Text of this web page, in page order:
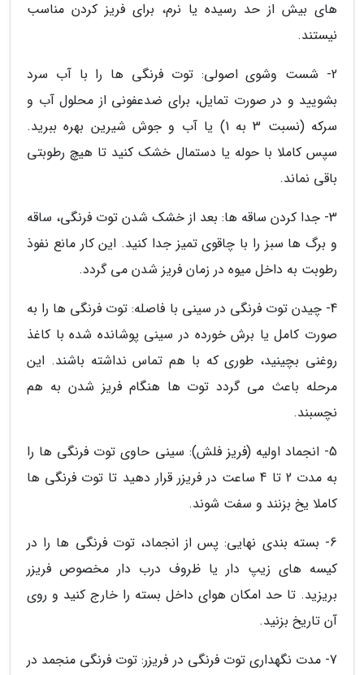
های بیش از حد رسیده یا نرم، برای فریز کردن مناسب
نیستند.
2- شست وشوی اصولی: توت فرنگی ها را با آب سرد
بشویید و در صورت تمایل، برای ضدعفونی از محلول آب و
سرکه (نسبت 3 به 1) یا آب و جوش شیرین بهره ببرید.
سپس کاملا با حوله یا دستمال خشک کنید تا هیچ رطوبتی
باقی نماند.
3- جدا کردن ساقه ها: بعد از خشک شدن توت فرنگی، ساقه
و برگ ها سبز را با چاقوی تمیز جدا کنید. این کار مانع نفوذ
رطوبت به داخل میوه در زمان فریز شدن می گردد.
4- چیدن توت فرنگی در سینی با فاصله: توت فرنگی ها را به
صورت کامل یا برش خورده در سینی پوشانده شده با کاغذ
روغنی بچینید، طوری که با هم تماس نداشته باشند. این
مرحله باعث می گردد توت ها هنگام فریز شدن به هم
نچسبند.
5- انجماد اولیه (فریز فلش): سینی حاوی توت فرنگی ها را
به مدت 2 تا 4 ساعت در فریزر قرار دهید تا توت فرنگی ها
کاملا یخ بزنند و سفت شوند.
6- بسته بندی نهایی: پس از انجماد، توت فرنگی ها را در
کیسه های زیپ دار یا ظروف درب دار مخصوص فریزر
بریزید. تا حد امکان هوای داخل بسته را خارج کنید و روی
آن تاریخ بزنید.
7- مدت نگهداری توت فرنگی در فریزر: توت فرنگی منجمد در